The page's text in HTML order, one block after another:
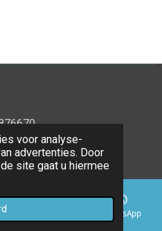
voor analyse-
advertenties. Door
site gaat u hiermee
WhatsApp